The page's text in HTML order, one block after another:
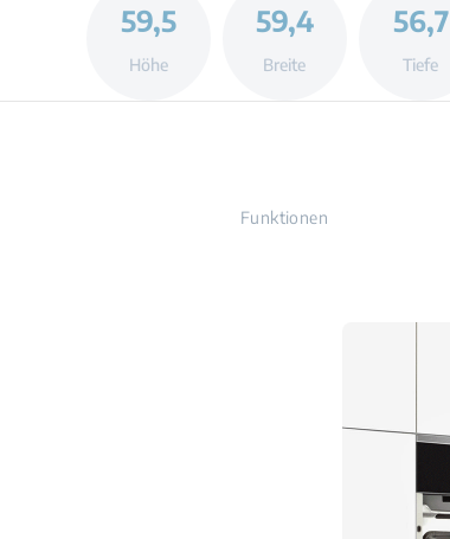
59,5
Höhe
59,4
Breite
56,7
Tiefe
Funktionen